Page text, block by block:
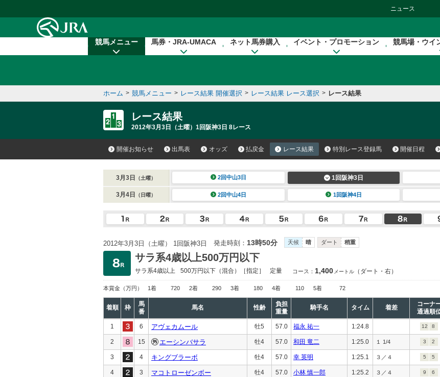
ニュース
競馬メニュー 馬券・JRA-UMACA ネット馬券購入 イベント・プロモーション 競馬場・ウイ
ホーム > 競馬メニュー > レース結果 開催選択 > レース結果 レース選択 > レース結果
レース結果
2012年3月3日（土曜）1回阪神3日 8レース
開催お知らせ 出馬表 オッズ 払戻金 レース結果 特別レース登録馬 開催日程
3月3日 （土曜） 2回中山3日 1回阪神3日
3月4日 （日曜） 2回中山4日 1回阪神4日
2012年3月3日（土曜） 1回阪神3日 発走時刻： 13時50分 天候 晴 ダート 稍重
サラ系4歳以上500万円以下
サラ系4歳以上 500万円以下 （混合）［指定］ 定量 コース： 1,400 メートル （ダート・右）
本賞金 （万円） 1着 720 2着 290 3着 180 4着 110 5着 72
着順 枠
馬
番
馬名 性齢
負担
重量
騎手名 タイム 着差
コーナ
通過順
1 6 アヴェカムール 牡5 57.0 福永 祐一 1:24.8 12 8
2 15 エーシンバサラ 牡4 57.0 和田 竜二 1:25.0 １ 1/4 3 2
3 4 キングブラーボ 牡4 57.0 幸 英明 1:25.1 ３／４ 5 5
4 3 マコトローゼンボー 牡4 57.0 小林 慎一郎 1:25.2 ３／４ 9 6